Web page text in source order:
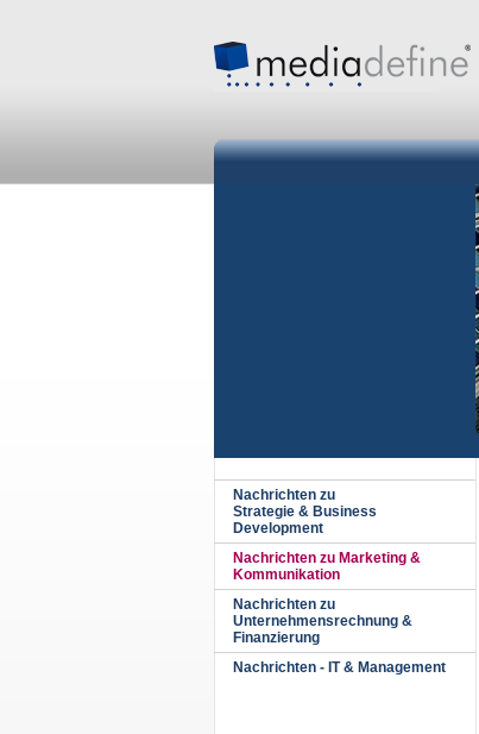
Nachrichten zu
Strategie & Business
Development
Nachrichten zu Marketing &
Kommunikation
Nachrichten zu
Unternehmensrechnung &
Finanzierung
Nachrichten - IT & Management